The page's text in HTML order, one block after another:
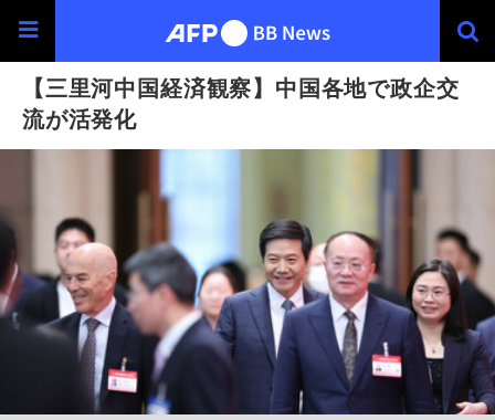
【三里河中国経済観察】中国各地で政企交
流が活発化